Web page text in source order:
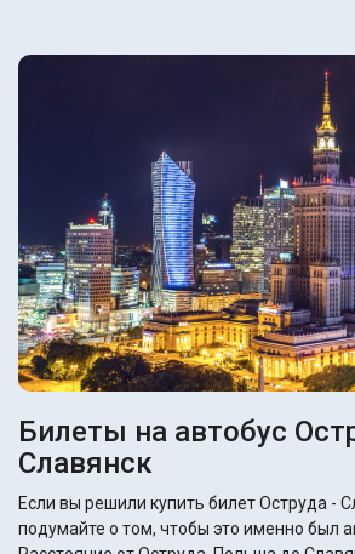
Билеты на автобус
Славянск
Если вы решили купить билет Оструда -
подумайте о том, чтобы это именно был